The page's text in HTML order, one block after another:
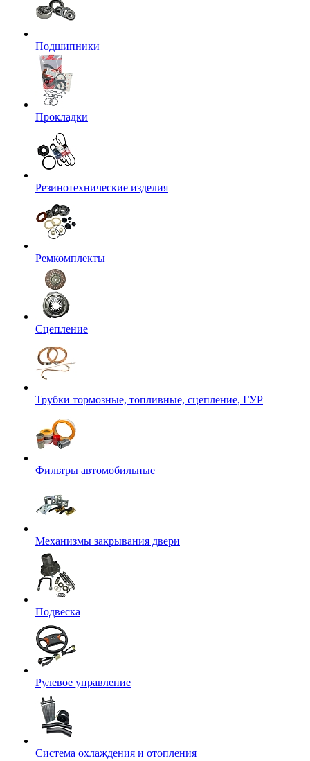
Подшипники
Прокладки
Резинотехнические изделия
Ремкомплекты
Сцепление
Трубки тормозные, топливные, сцепление, ГУР
Фильтры автомобильные
Механизмы закрывания двери
Подвеска
Рулевое управление
Система охлаждения и отопления